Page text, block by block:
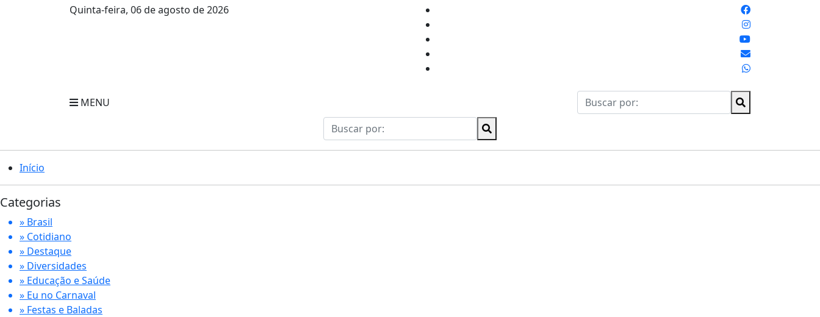
Quinta-feira, 06 de agosto de 2026
MENU
Início
Categorias
» Brasil
» Cotidiano
» Destaque
» Diversidades
» Educação e Saúde
» Eu no Carnaval
» Festas e Baladas